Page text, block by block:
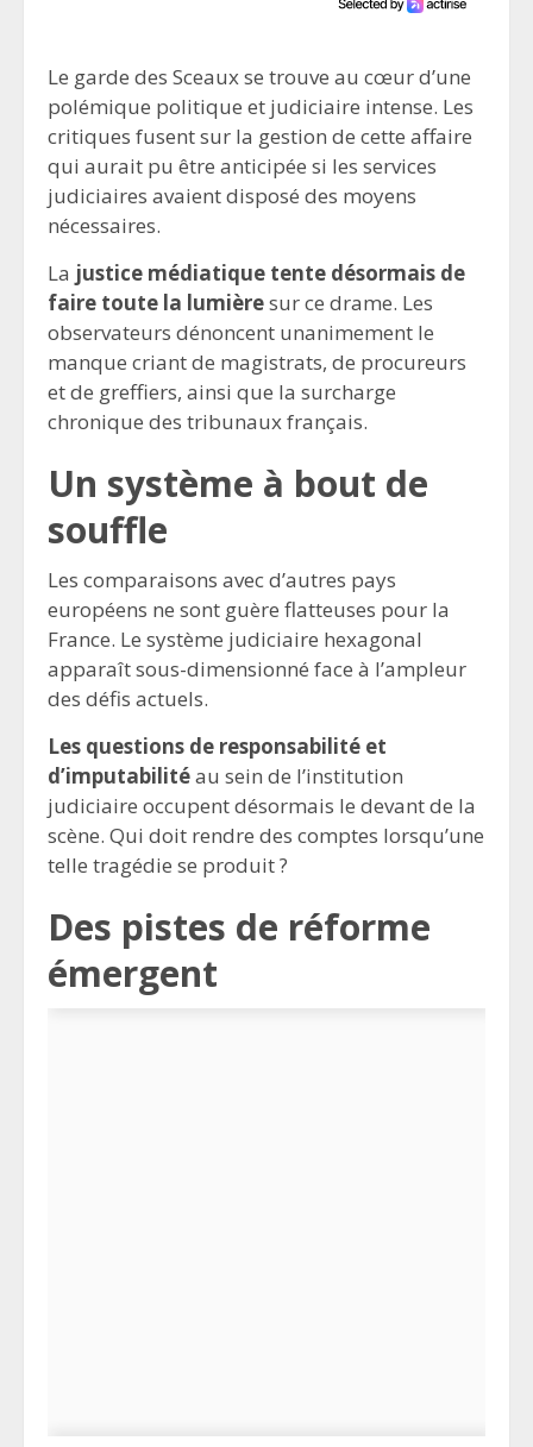
Le garde des Sceaux se trouve au cœur d’une
polémique politique et judiciaire intense. Les
critiques fusent sur la gestion de cette affaire
qui aurait pu être anticipée si les services
judiciaires avaient disposé des moyens
nécessaires.
La justice médiatique tente désormais de
faire toute la lumièresur ce drame. Les
observateurs dénoncent unanimement le
manque criant de magistrats, de procureurs
et de greffiers, ainsi que la surcharge
chronique des tribunaux français.
Un système à bout de
souffle
Les comparaisons avec d’autres pays
européens ne sont guère flatteuses pour la
France. Le système judiciaire hexagonal
apparaît sous-dimensionné face à l’ampleur
des défis actuels.
Les questions de responsabilité et
d’imputabilitéau sein de l’institution
judiciaire occupent désormais le devant de la
scène. Qui doit rendre des comptes lorsqu’une
telle tragédie se produit ?
Des pistes de réforme
émergent